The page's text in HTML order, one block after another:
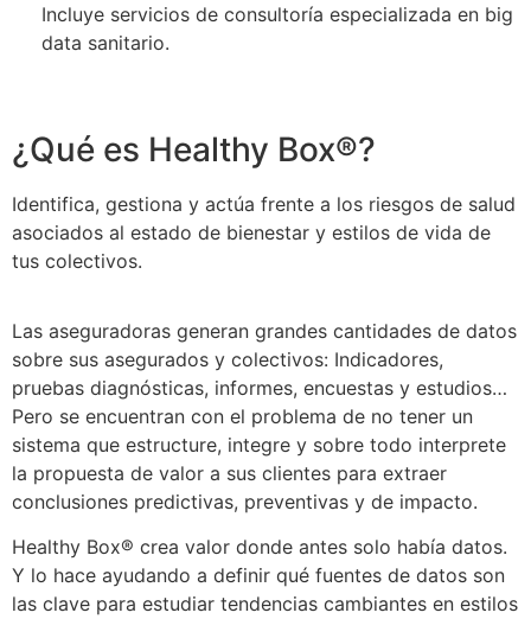
Incluye servicios de consultoría especializada en big
data sanitario.
¿Qué es Healthy Box®?
Identifica, gestiona y actúa frente a los riesgos de salud
asociados al estado de bienestar y estilos de vida de
tus colectivos.
Las aseguradoras generan grandes cantidades de datos
sobre sus asegurados y colectivos: Indicadores,
pruebas diagnósticas, informes, encuestas y estudios…
Pero se encuentran con el problema de no tener un
sistema que estructure, integre y sobre todo interprete
la propuesta de valor a sus clientes para extraer
conclusiones predictivas, preventivas y de impacto.
Healthy Box® crea valor donde antes solo había datos.
Y lo hace ayudando a definir qué fuentes de datos son
las clave para estudiar tendencias cambiantes en estilos